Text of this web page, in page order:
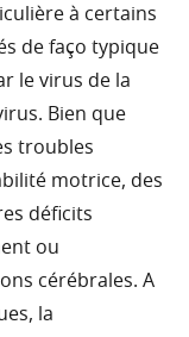
à certains
de faço typique
le virus de la
Bien que
troubles
motrice, des
déficits
ou
cérébrales. A
la